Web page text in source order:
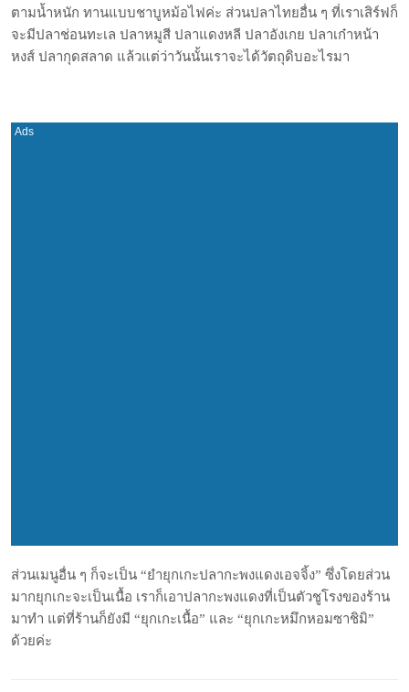
ตามน้ำหนัก ทานแบบชาบูหม้อไฟค่ะ ส่วนปลาไทยอื่น ๆ ที่เราเสิร์ฟก็
จะมีปลาช่อนทะเล ปลาหมูสี ปลาแดงหลี ปลาอังเกย ปลาเก๋าหน้า
หงส์ ปลากุดสลาด แล้วแต่ว่าวันนั้นเราจะได้วัตถุดิบอะไรมา
ส่วนเมนูอื่น ๆ ก็จะเป็น “ยำยุกเกะปลากะพงแดงเอจจิ้ง” ซึ่งโดยส่วน
มากยุกเกะจะเป็นเนื้อ เราก็เอาปลากะพงแดงที่เป็นตัวชูโรงของร้าน
มาทำ แต่ที่ร้านก็ยังมี “ยุกเกะเนื้อ” และ “ยุกเกะหมึกหอมซาชิมิ”
ด้วยค่ะ